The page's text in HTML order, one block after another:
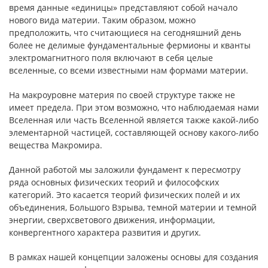
время данные «единицы» представляют собой начало
нового вида материи. Таким образом, можно
предположить, что считающиеся на сегодняшний день
более не делимые фундаментальные фермионы и кванты
электромагнитного поля включают в себя целые
вселенные, со всеми известными нам формами материи.
На макроуровне материя по своей структуре также не
имеет предела. При этом возможно, что наблюдаемая нами
Вселенная или часть Вселенной является также какой-либо
элементарной частицей, составляющей основу какого-либо
вещества Макромира.
Данной работой мы заложили фундамент к пересмотру
ряда основных физических теорий и философских
категорий. Это касается теорий физических полей и их
объединения, Большого Взрыва, темной материи и темной
энергии, сверхсветового движения, информации,
конвергентного характера развития и других.
В рамках нашей концепции заложены основы для создания